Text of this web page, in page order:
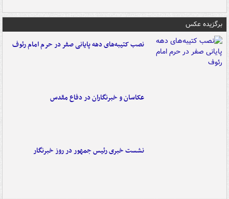
برگزیده عکس
نصب کتیبه‌های دهه پایانی صفر در حرم امام رئوف
عکاسان و خبرنگاران در دفاع مقدس
نشست خبری رئیس جمهور در روز خبرنگار